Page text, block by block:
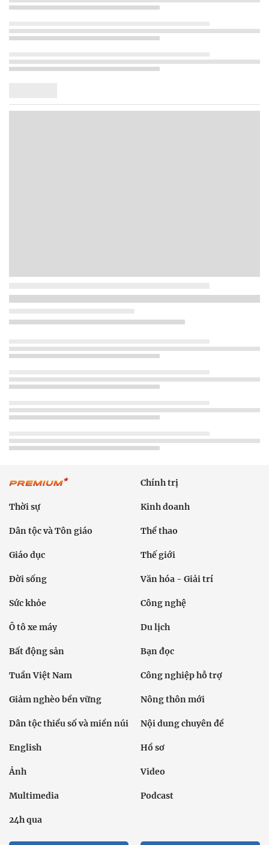
Chính trị
Thời sự Kinh doanh
Dân tộc và Tôn giáo Thể thao
Giáo dục Thế giới
Đời sống Văn hóa - Giải trí
Sức khỏe Công nghệ
Ô tô xe máy Du lịch
Bất động sản Bạn đọc
Tuần Việt Nam Công nghiệp hỗ trợ
Giảm nghèo bền vững Nông thôn mới
Dân tộc thiểu số và miền núi Nội dung chuyên đề
English Hồ sơ
Ảnh Video
Multimedia Podcast
24h qua